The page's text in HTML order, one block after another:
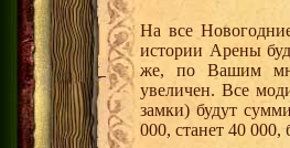
На все
истории Арены
же, по Вашим
увеличен. Все
замки) будут
000, станет 40 000,